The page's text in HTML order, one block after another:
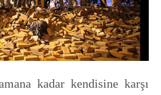
kadar kendisine karşı